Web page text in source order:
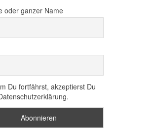
oder ganzer Name
Du fortfährst, akzeptierst Du